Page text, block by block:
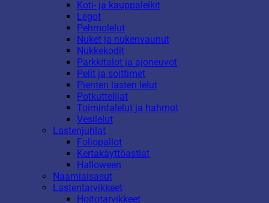
Koti- ja kauppaleikit
Legot
Pehmolelut
Nuket ja nukenvaunut
Nukkekodit
Parkkitalot ja ajoneuvot
Pelit ja soittimet
Pienten lasten lelut
Potkuttelijat
Toimintalelut ja hahmot
Vesilelut
Lastenjuhlat
Foliopallot
Kertakäyttöastiat
Halloween
Naamiaisasut
Lastentarvikkeet
Hoitotarvikkeet